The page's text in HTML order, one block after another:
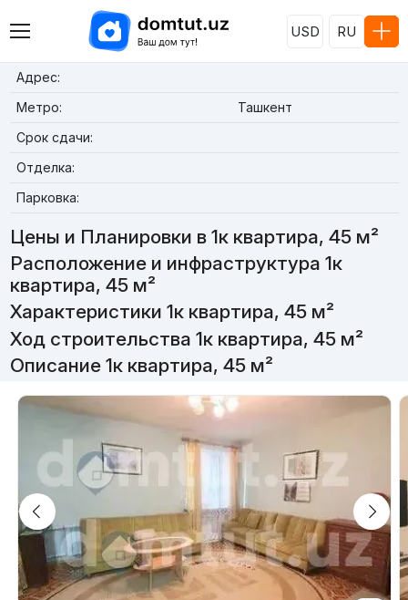
USD RU
Адрес:
Метро:
Ташкент
Срок сдачи:
Отделка:
Парковка:
Цены и Планировки в 1к квартира, 45 м²
Расположение и инфраструктура 1к
квартира, 45 м²
Характеристики 1к квартира, 45 м²
Ход строительства 1к квартира, 45 м²
Описание 1к квартира, 45 м²